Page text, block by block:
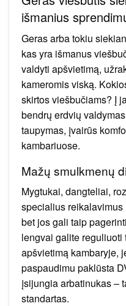
išmanius
Geras arba tokiu
kas yra išmanus
valdyti apšvietimą,
kameromis viską.
skirtos viešbučiams? Į
bendrų erdvių
taupymas, įvairūs
kambariuose.
Mažų smulkmenų
Mygtukai, dangteliai,
specialius
bet jos gali taip
lengvai galite reguliuoti
apšvietimą kambaryje,
paspaudimu paklūsta
įsijungia arbatinukas –
standartas.